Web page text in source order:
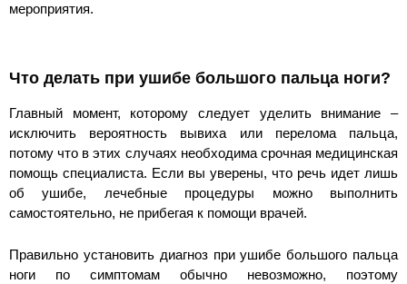
мероприятия.
Что делать при ушибе большого пальца ноги?
Главный момент, которому следует уделить внимание –
исключить вероятность вывиха или перелома пальца,
потому что в этих случаях необходима срочная медицинская
помощь специалиста. Если вы уверены, что речь идет лишь
об ушибе, лечебные процедуры можно выполнить
самостоятельно, не прибегая к помощи врачей.
Правильно установить диагноз при ушибе большого пальца
ноги по симптомам обычно невозможно, поэтому